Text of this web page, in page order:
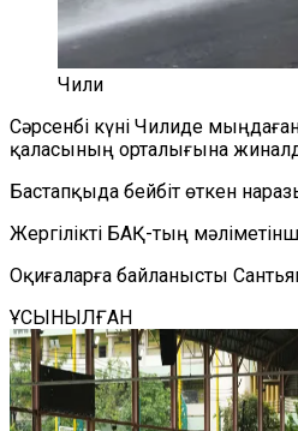
Чили
Сәрсенбі күні Чилиде
қаласының орталығына
Бастапқыда бейбіт өткен
Жергілікті БАҚ-тың
Оқиғаларға байланысты
ҰСЫНЫЛҒАН